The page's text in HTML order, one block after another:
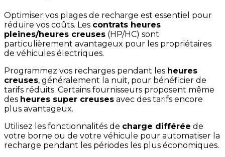
Optimiser vos plages de recharge est essentiel pour
réduire vos coûts. Les contrats heures
pleines/heures creuses (HP/HC) sont
particulièrement avantageux pour les propriétaires
de véhicules électriques.
Programmez vos recharges pendant les heures
creuses, généralement la nuit, pour bénéficier de
tarifs réduits. Certains fournisseurs proposent même
des heures super creuses avec des tarifs encore
plus avantageux.
Utilisez les fonctionnalités de charge différée de
votre borne ou de votre véhicule pour automatiser la
recharge pendant les périodes les plus économiques.